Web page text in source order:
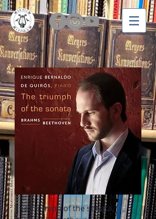
The Triumph of the sonata,